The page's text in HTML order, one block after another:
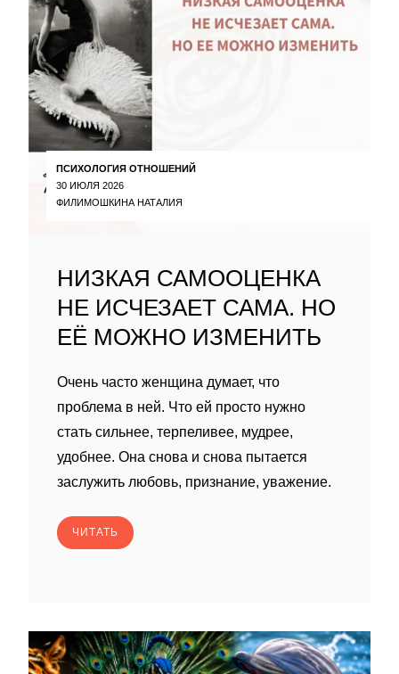
ПСИХОЛОГИЯ ОТНОШЕНИЙ
30 ИЮЛЯ 2026
ФИЛИМОШКИНА НАТАЛИЯ
НИЗКАЯ САМООЦЕНКА
НЕ ИСЧЕЗАЕТ САМА. НО
ЕЁ МОЖНО ИЗМЕНИТЬ
Очень часто женщина думает, что
проблема в ней. Что ей просто нужно
стать сильнее, терпеливее, мудрее,
удобнее. Она снова и снова пытается
заслужить любовь, признание, уважение.
ЧИТАТЬ